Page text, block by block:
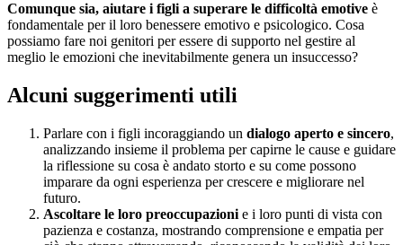
Comunque sia, aiutare i figli a superare le difficoltà emotive è
fondamentale per il loro benessere emotivo e psicologico. Cosa
possiamo fare noi genitori per essere di supporto nel gestire al
meglio le emozioni che inevitabilmente genera un insuccesso?
Alcuni suggerimenti utili
Parlare con i figli incoraggiando un dialogo aperto e sincero,
analizzando insieme il problema per capirne le cause e guidare
la riflessione su cosa è andato storto e su come possono
imparare da ogni esperienza per crescere e migliorare nel
futuro.
Ascoltare le loro preoccupazioni e i loro punti di vista con
pazienza e costanza, mostrando comprensione e empatia per